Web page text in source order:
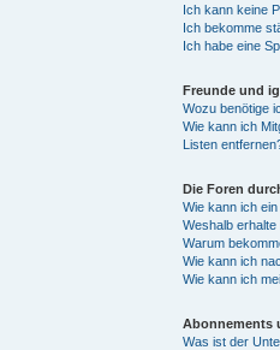
Ich kann keine
Ich bekomme
Ich habe eine
Freunde und
Wozu benötige
Wie kann ich
Listen
Die Foren
Wie kann ich
Weshalb
Warum
Wie kann ich
Wie kann ich
Abonnements
Was ist der